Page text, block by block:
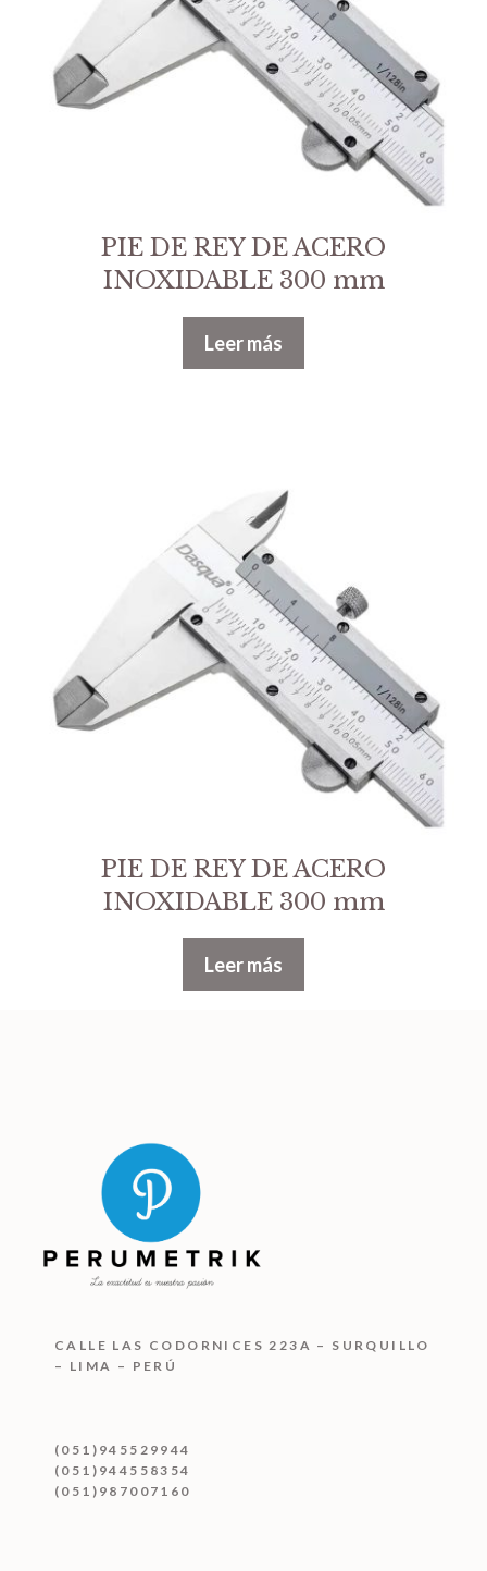
PIE DE REY DE ACERO
INOXIDABLE 300 mm
Leer más
PIE DE REY DE ACERO
INOXIDABLE 300 mm
Leer más
CALLE LAS CODORNICES 223A – SURQUILLO
– LIMA – PERÚ
(051)945529944
(051)944558354
(051)987007160